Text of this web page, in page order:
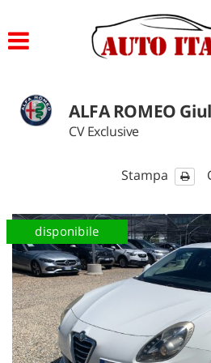
ALFA ROMEO
CV Exclusive
Stampa
disponibile
Le
tue
consenso
Il
esprimere
tue
preferenze
di
consenso
alle
tecnologie
di